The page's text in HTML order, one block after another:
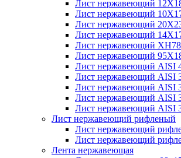
Лист нержавеющий
Лист нержавеющий
Лист нержавеющий
Лист нержавеющий
Лист нержавеющий
Лист нержавеющий
Лист нержавеющий AISI
Лист нержавеющий AISI
Лист нержавеющий AISI
Лист нержавеющий AISI
Лист нержавеющий AISI
Лист нержавеющий рифленый
Лист нержавеющий
Лист нержавеющий
Лента нержавеющая